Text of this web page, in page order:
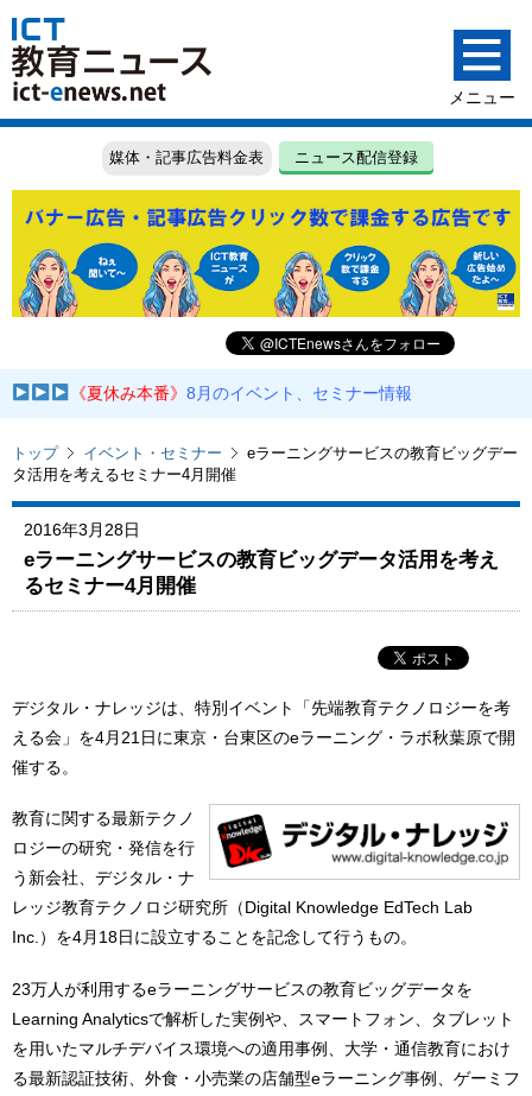
媒体・記事広告料金表 ニュース配信登録
《夏休み本番》8月のイベント、セミナー情報
トップ イベント・セミナー
eラーニングサービスの教育ビッグデー
タ活用を考えるセミナー4月開催
2016年3月28日
eラーニングサービスの教育ビッグデータ活用を考え
るセミナー4月開催
デジタル・ナレッジは、特別イベント「先端教育テクノロジーを考
える会」を4月21日に東京・台東区のeラーニング・ラボ秋葉原で開
催する。
教育に関する最新テクノ
ロジーの研究・発信を行
う新会社、デジタル・ナ
レッジ教育テクノロジ研究所（Digital Knowledge EdTech Lab
Inc.）を4月18日に設立することを記念して行うもの。
23万人が利用するeラーニングサービスの教育ビッグデータを
Learning Analyticsで解析した実例や、スマートフォン、タブレット
を用いたマルチデバイス環境への適用事例、大学・通信教育におけ
る最新認証技術、外食・小売業の店舗型eラーニング事例、ゲーミフ